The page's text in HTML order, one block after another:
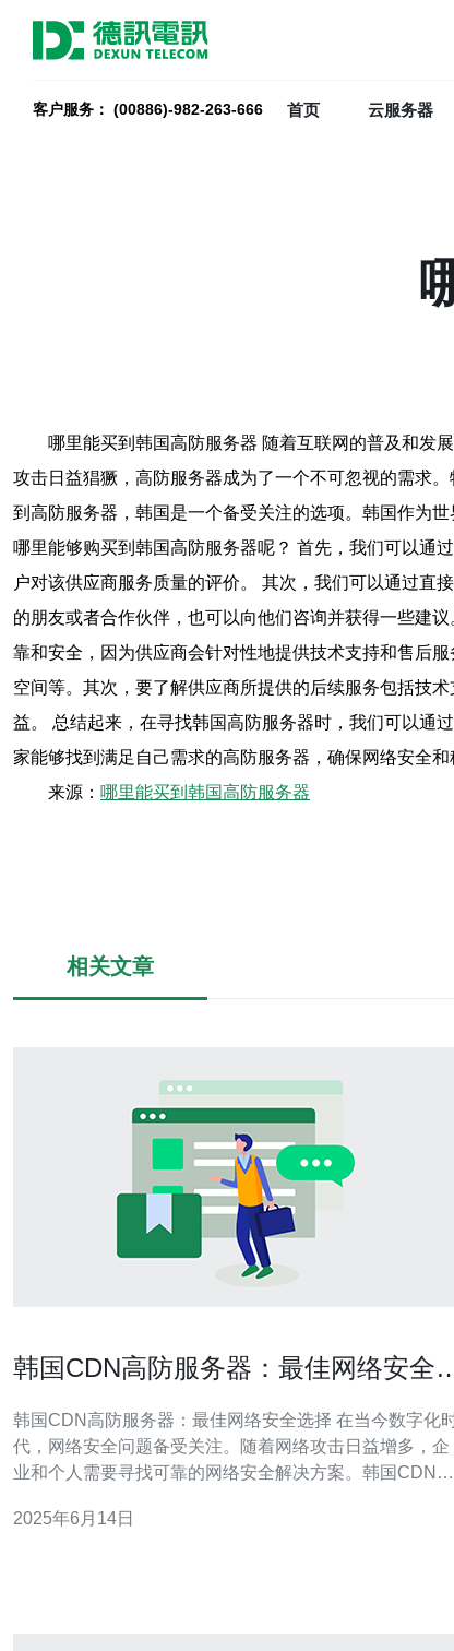
客户服务： (00886)-982-263-666 首页 云服务器
哪里能买到韩国高防服务器 随着互联网的普及和发
攻击日益猖獗，高防服务器成为了一个不可忽视的需求
到高防服务器，韩国是一个备受关注的选项。韩国作为
哪里能够购买到韩国高防服务器呢？ 首先，我们可以通
户对该供应商服务质量的评价。 其次，我们可以通过直
的朋友或者合作伙伴，也可以向他们咨询并获得一些建
靠和安全，因为供应商会针对性地提供技术支持和售后
空间等。其次，要了解供应商所提供的后续服务包括技
益。 总结起来，在寻找韩国高防服务器时，我们可以通
家能够找到满足自己需求的高防服务器，确保网络安全和
来源： 哪里能买到韩国高防服务器
相关文章
韩国CDN高防服务器：最佳网络安全
韩国CDN高防服务器：最佳网络安全选择 在当今数字化时
代，网络安全问题备受关注。随着网络攻击日益增多，企
业和个人需要寻找可靠的网络安全解决方案。韩国CDN高
CDN（内容分发网络）高防服务器是一种专门设计用于保
2025年6月14日